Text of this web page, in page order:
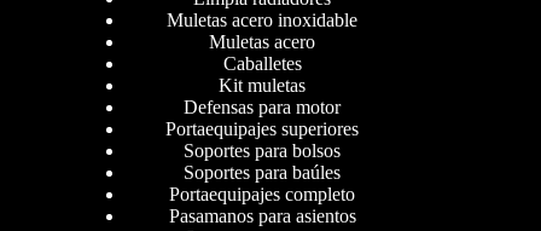
Muletas acero inoxidable
Muletas acero
Caballetes
Kit muletas
Defensas para motor
Portaequipajes superiores
Soportes para bolsos
Soportes para baúles
Portaequipajes completo
Pasamanos para asientos